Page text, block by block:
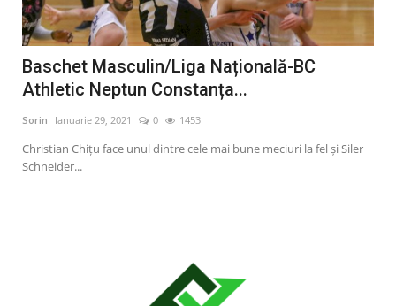
Baschet Masculin/Liga Națională-BC
Athletic Neptun Constanța...
Sorin Ianuarie 29, 2021 0 1453
Christian Chițu face unul dintre cele mai bune meciuri la fel și Siler
Schneider...